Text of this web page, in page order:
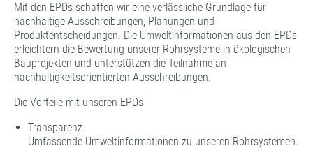
Mit den EPDs schaffen wir eine verlässliche Grundlage für
nachhaltige Ausschreibungen, Planungen und
Produktentscheidungen. Die Umweltinformationen aus den EPDs
erleichtern die Bewertung unserer Rohrsysteme in ökologischen
Bauprojekten und unterstützen die Teilnahme an
nachhaltigkeitsorientierten Ausschreibungen.
Die Vorteile mit unseren EPDs
Transparenz:
Umfassende Umweltinformationen zu unseren Rohrsystemen.